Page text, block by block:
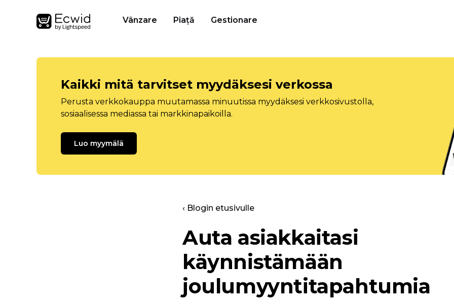
Vânzare Piață Gestionare
Kaikki mitä tarvitset myydäksesi verkossa
Perusta verkkokauppa muutamassa minuutissa myydäksesi verkkosivustolla,
sosiaalisessa mediassa tai markkinapaikoilla.
Luo myymälä
‹ Blogin etusivulle
Auta asiakkaitasi
käynnistämään
joulumyyntitapahtumia